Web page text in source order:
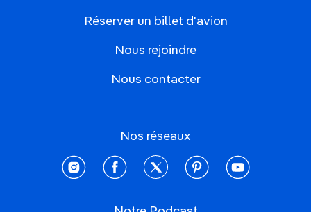
Réserver un billet d'avion
Nous rejoindre
Nous contacter
Nos réseaux
instagramfacebooktwitter pinterestyoutube